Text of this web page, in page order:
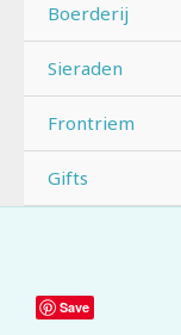
Boerderij
Sieraden
Frontriem
Gifts
Save
Halstertouw
Exclusive